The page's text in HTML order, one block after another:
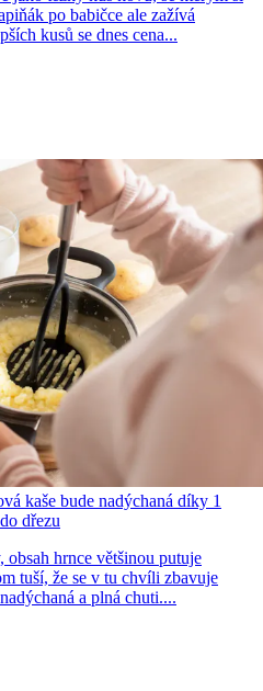
po babičce ale zažívá
kusů se dnes cena...
kaše bude nadýchaná díky 1
dřezu
obsah hrnce většinou putuje
tuší, že se v tu chvíli zbavuje
a plná chuti....